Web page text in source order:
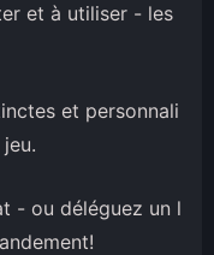
et à utiliser - les
et personnali
- ou déléguez un l